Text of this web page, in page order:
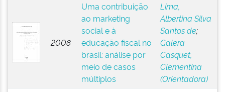
2008
Uma contribuição
ao marketing
social e à
educação fiscal no
brasil: análise por
meio de casos
múltiplos
Lima,
Albertina Silva
Santos de;
Galera
Casquet,
Clementina
(Orientadora)